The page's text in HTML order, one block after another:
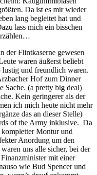
Da ist es mir wieder
lang begleitet hat und
lass mich ein bisschen
der Flintkaserne gewesen
waren äußerst beliebt
und freundlich waren.
Hof zum Dinner
Sache. (a pretty big deal)
Kein geringerer als der
ich mich heute nicht mehr
das an dieser Stelle)
of the Army inklusive. Da
Montur und
Anordung um den
uns alle sicher, bei der
mit einer
wie Bud Spencer und